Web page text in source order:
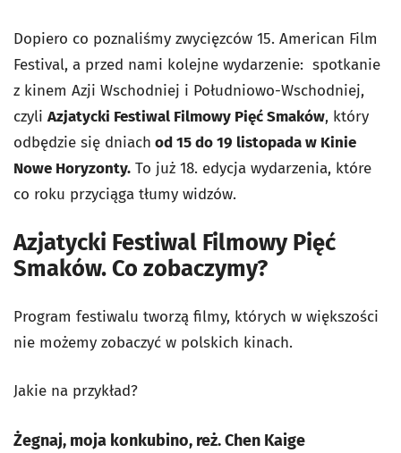
Dopiero co poznaliśmy zwycięzców 15. American Film
Festival, a przed nami kolejne wydarzenie: spotkanie
z kinem Azji Wschodniej i Południowo-Wschodniej,
czyli Azjatycki Festiwal Filmowy Pięć Smaków, który
odbędzie się dniach od 15 do 19 listopada w Kinie
Nowe Horyzonty. To już 18. edycja wydarzenia, które
co roku przyciąga tłumy widzów.
Azjatycki Festiwal Filmowy Pięć
Smaków. Co zobaczymy?
Program festiwalu tworzą filmy, których w większości
nie możemy zobaczyć w polskich kinach.
Jakie na przykład?
Żegnaj, moja konkubino, reż. Chen Kaige